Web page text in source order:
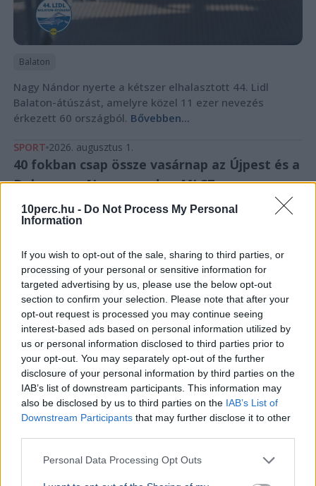
10perc.hu - Do Not Process My Personal
Information
If you wish to opt-out of the sale, sharing to third parties, or
processing of your personal or sensitive information for
targeted advertising by us, please use the below opt-out
section to confirm your selection. Please note that after your
opt-out request is processed you may continue seeing
interest-based ads based on personal information utilized by
us or personal information disclosed to third parties prior to
your opt-out. You may separately opt-out of the further
disclosure of your personal information by third parties on the
IAB’s list of downstream participants. This information may
also be disclosed by us to third parties on the IAB’s List of
Downstream Participants that may further disclose it to other
Personal Data Processing Opt Outs
Balaton
Nagy Nándor nyerte a kétszer elhalasztott 44. Lidl
Balaton-átúszást, amelyre közel 11 ezer nevezés
érkezett 60 országból. Bővebben...
SPORT 2026. augusztus 1.
40 fokban csap össze vasárnap az Újpest és a
Debrecen - Nem enged az MLSZ
Labdarúgás MLSZ Sport Debrecen Hőség
Az MLSZ nem módosítja a vasárnapi Újpest–Debrecen
meccs időpontját annak ellenére, hogy Budapesten 40